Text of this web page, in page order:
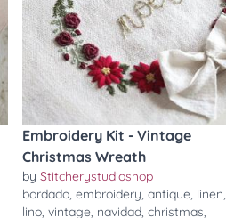
Embroidery Kit - Vintage
Christmas Wreath
byStitcherystudioshop
bordado,embroidery,antique, linen,
lino,vintage, navidad,christmas,